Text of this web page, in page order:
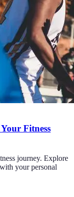
Fitness
journey. Explore
your personal